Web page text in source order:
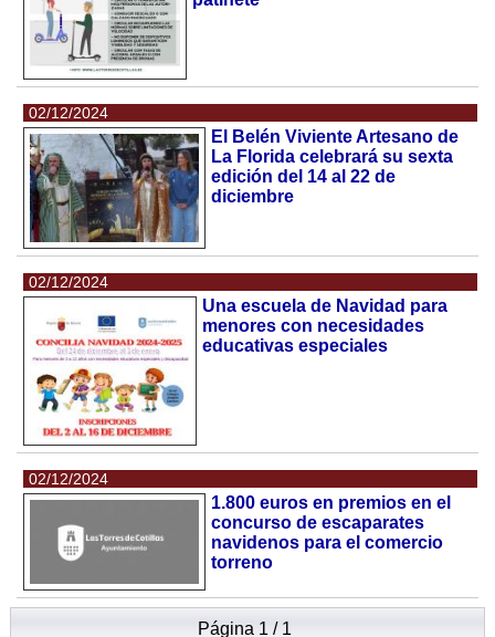
02/12/2024
El Belén Viviente Artesano de
La Florida celebrará su sexta
edición del 14 al 22 de
diciembre
02/12/2024
Una escuela de Navidad para
menores con necesidades
educativas especiales
02/12/2024
1.800 euros en premios en el
concurso de escaparates
navidenos para el comercio
torreno
Página 1 / 1